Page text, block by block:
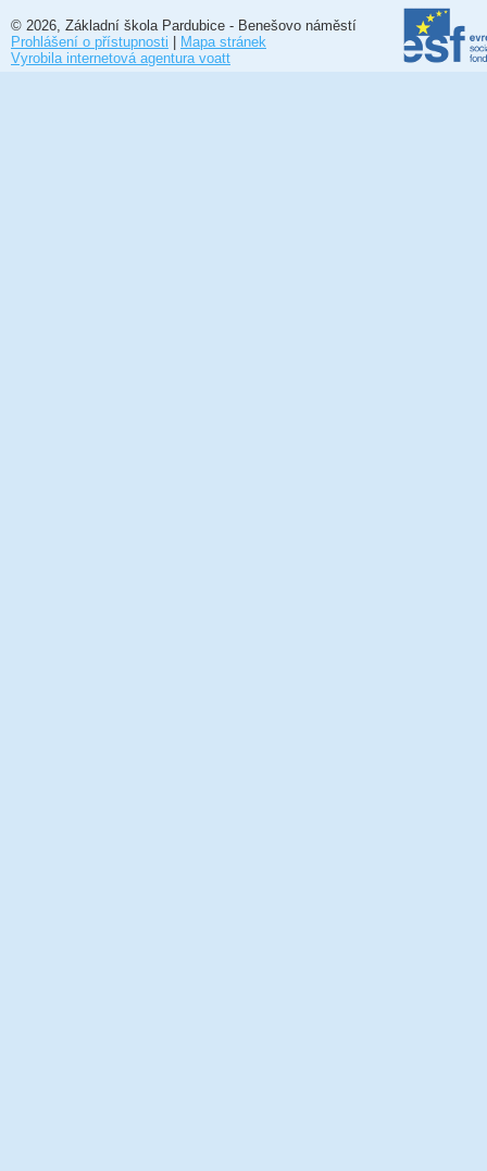
© 2026, Základní škola Pardubice - Benešovo náměstí
Prohlášení o přístupnosti | Mapa stránek
Vyrobila internetová agentura voatt